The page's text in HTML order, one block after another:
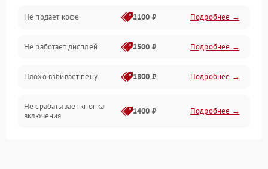
Проблемы с капучинатором и паром
Управление и электроника
Программное обеспечение
Не подает кофе 2100 ₽ Подробнее →
Не работает дисплей 2500 ₽ Подробнее →
Плохо взбивает пену 1800 ₽ Подробнее →
Не срабатывает кнопка
включения
1400 ₽ Подробнее →